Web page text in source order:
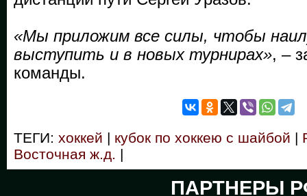
«Мы приложим все силы, чтобы
выступить и в новых турнирах», –
команды.
ТЕГИ: хоккей | кубок по хоккею с шайбой |
Восточная ж.д. |
ПАРТНЕРЫ